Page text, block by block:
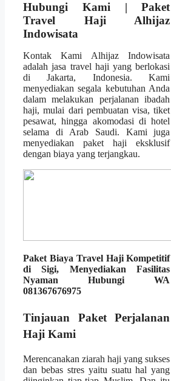
Hubungi Kami | Paket
Travel Haji Alhijaz
Indowisata
Kontak Kami Alhijaz Indowisata
adalah jasa travel haji yang berlokasi
di Jakarta, Indonesia. Kami
menyediakan segala kebutuhan Anda
dalam melakukan perjalanan ibadah
haji, mulai dari pembuatan visa, tiket
pesawat, hingga akomodasi di hotel
selama di Arab Saudi. Kami juga
menyediakan paket haji eksklusif
dengan biaya yang terjangkau.
Paket Biaya Travel Haji Kompetitif
di Sigi, Menyediakan Fasilitas
Nyaman Hubungi WA
081367676975
Tinjauan Paket Perjalanan
Haji Kami
Merencanakan ziarah haji yang sukses
dan bebas stres yaitu suatu hal yang